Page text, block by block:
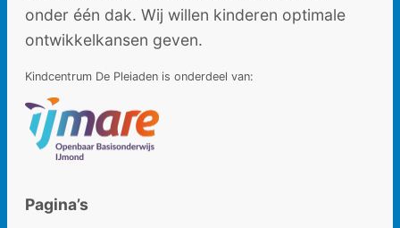
onder één dak. Wij willen kinderen optimale
ontwikkelkansen geven.
Kindcentrum De Pleiaden is onderdeel van:
Pagina’s